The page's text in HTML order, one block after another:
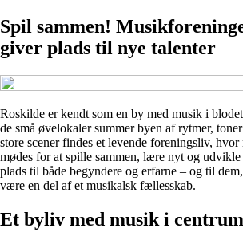
Spil sammen!
giver plads til nye talenter
Roskilde er kendt som en by med musik i
de små øvelokaler summer byen af rytmer,
store scener findes et levende foreningsliv,
mødes for at spille sammen, lære nyt og udvikle
plads til både begyndere og erfarne – og til
være en del af et musikalsk fællesskab.
Et byliv med musik i centrum